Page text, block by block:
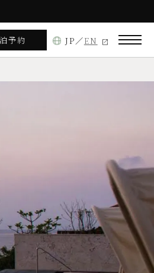
ださい）
がございます。
予約 JP EN